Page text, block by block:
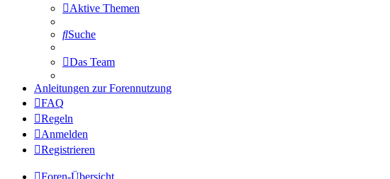
Aktive Themen
Suche
Das Team
Anleitungen zur Forennutzung
FAQ
Regeln
Anmelden
Registrieren